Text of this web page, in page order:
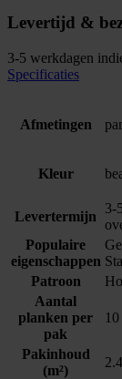
Levertijd &
3-5 werkdagen
Specificaties
Afmetingen
Kleur
Levertermijn
3-
Populaire
eigenschappen
Patroon
Aantal
planken per
pak
10
Pakinhoud
(m²)